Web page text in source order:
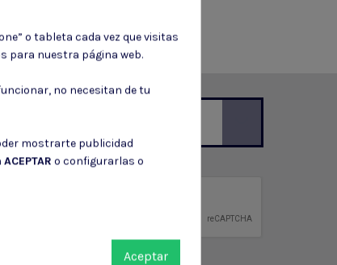
de contacto en el aviso legal.
o tableta cada vez que visitas
para nuestra página web.
no necesitan de tu
mostrarte publicidad
ACEPTAR o configurarlas o
Aceptar